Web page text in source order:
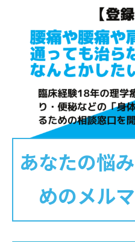
あなたの悩
めのメル